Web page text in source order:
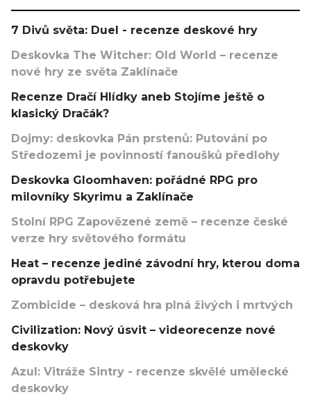
7 Divů světa: Duel - recenze deskové hry
Deskovka The Witcher: Old World – recenze
nové hry ze světa Zaklínače
Recenze Dračí Hlídky aneb Stojíme ještě o
klasický Dračák?
Dojmy: deskovka Pán prstenů: Putování po
Středozemi je povinností fanoušků předlohy
Deskovka Gloomhaven: pořádné RPG pro
milovníky Skyrimu a Zaklínače
Stolní RPG Zapovězené země – recenze české
verze hry světového formátu
Heat – recenze jediné závodní hry, kterou doma
opravdu potřebujete
Zombicide – desková hra plná živých i mrtvých
Civilization: Nový úsvit – videorecenze nové
deskovky
Azul: Vitráže Sintry - recenze skvělé umělecké
deskovky